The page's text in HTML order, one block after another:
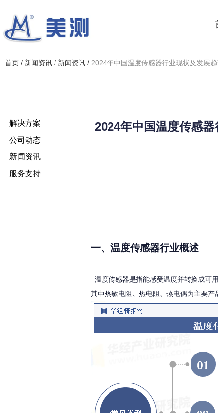
首页 / 新闻资讯 / 新闻资讯 / 2024年中国温度传感器行业现状及发展
解决方案
公司动态
新闻资讯
服务支持
2024年中国温度传感
一、温度传感器行业概述
温度传感器是指能感受温度并转换成可
其中热敏电阻、热电阻、热电偶为主要产